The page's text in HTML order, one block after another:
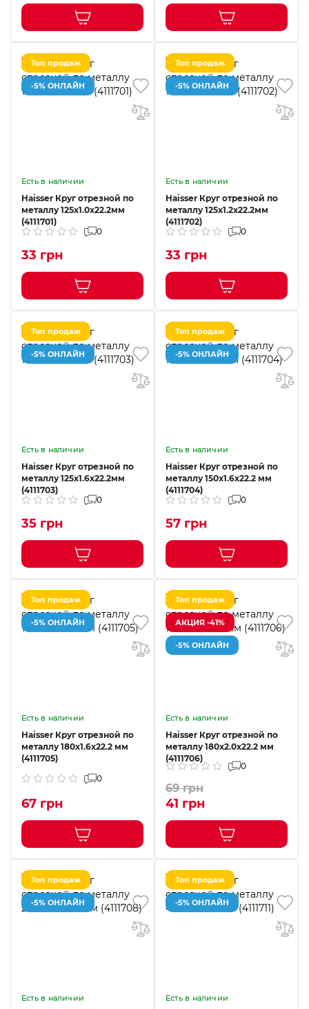
Топ продаж
-5% ОНЛАЙН
Есть в наличии
Haisser Круг отрезной по
металлу 125х1.0х22.2мм
(4111701)
0
33 грн
Топ продаж
-5% ОНЛАЙН
Есть в наличии
Haisser Круг отрезной по
металлу 125х1.2х22.2мм
(4111702)
0
33 грн
Топ продаж
-5% ОНЛАЙН
Есть в наличии
Haisser Круг отрезной по
металлу 125х1.6х22.2мм
(4111703)
0
35 грн
Топ продаж
-5% ОНЛАЙН
Есть в наличии
Haisser Круг отрезной по
металлу 150х1.6х22.2 мм
(4111704)
0
57 грн
Топ продаж
-5% ОНЛАЙН
Есть в наличии
Haisser Круг отрезной по
металлу 180х1.6х22.2 мм
(4111705)
0
67 грн
Топ продаж
АКЦИЯ -41%
-5% ОНЛАЙН
Есть в наличии
Haisser Круг отрезной по
металлу 180х2.0х22.2 мм
(4111706)
0
69 грн
41 грн
Топ продаж
-5% ОНЛАЙН
Есть в наличии
Топ продаж
-5% ОНЛАЙН
Есть в наличии